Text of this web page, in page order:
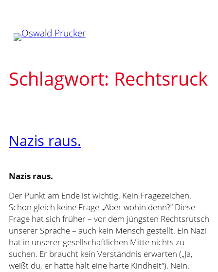
springen
Schlagwort: Rechtsruck
Nazis raus.
Nazis raus.
Der Punkt am Ende ist wichtig. Kein Fragezeichen.
Schon gleich keine Frage „Aber wohin denn?“ Diese
Frage hat sich früher – vor dem jüngsten Rechtsrutsch
unserer Sprache – auch kein Mensch gestellt. Ein Nazi
hat in unserer gesellschaftlichen Mitte nichts zu
suchen. Er braucht kein Verständnis erwarten („Ja,
weißt du, er hatte halt eine harte Kindheit“). Nein.